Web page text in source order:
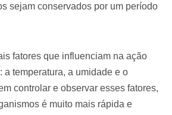
sejam conservados por um período
fatores que influenciam na ação
a temperatura, a umidade e o
controlar e observar esses fatores,
é muito mais rápida e